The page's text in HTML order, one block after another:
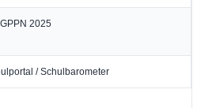
2025
/ Schulbarometer